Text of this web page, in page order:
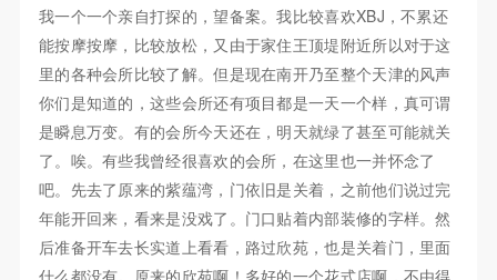
我一个一个亲自打探的，望备案。我比较喜欢XBJ，不累还
能按摩按摩，比较放松，又由于家住王顶堤附近所以对于这
里的各种会所比较了解。但是现在南开乃至整个天津的风声
你们是知道的，这些会所还有项目都是一天一个样，真可谓
是瞬息万变。有的会所今天还在，明天就绿了甚至可能就关
了。唉。有些我曾经很喜欢的会所，在这里也一并怀念了
吧。先去了原来的紫蕴湾，门依旧是关着，之前他们说过完
年能开回来，看来是没戏了。门口贴着内部装修的字样。然
后准备开车去长实道上看看，路过欣苑，也是关着门，里面